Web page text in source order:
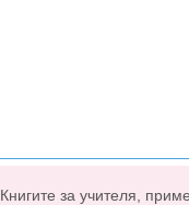
Книгите за учителя,